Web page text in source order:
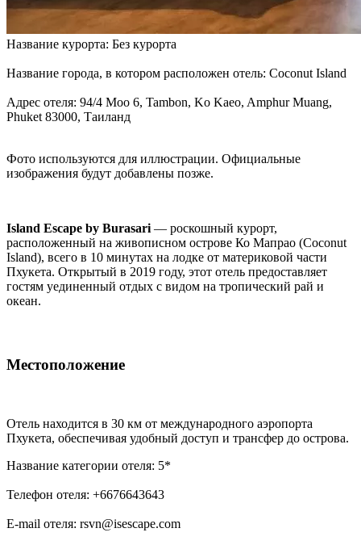
Название курорта: Без курорта
Название города, в котором расположен отель: Coconut Island
Адрес отеля: 94/4 Moo 6, Tambon, Ko Kaeo, Amphur Muang,
Phuket 83000, Таиланд
Фото используются для иллюстрации. Официальные
изображения будут добавлены позже.
Island Escape by Burasari — роскошный курорт,
расположенный на живописном острове Ко Мапрао (Coconut
Island), всего в 10 минутах на лодке от материковой части
Пхукета. Открытый в 2019 году, этот отель предоставляет
гостям уединенный отдых с видом на тропический рай и
океан.
Местоположение
Отель находится в 30 км от международного аэропорта
Пхукета, обеспечивая удобный доступ и трансфер до острова.
Название категории отеля: 5*
Телефон отеля: +6676643643
E-mail отеля: rsvn@isescape.com